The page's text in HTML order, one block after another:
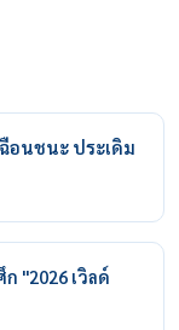
อนชนะ ประเดิม
"2026 เวิลด์